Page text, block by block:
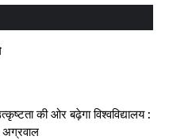
की ओर बढ़ेगा विश्वविद्यालय :